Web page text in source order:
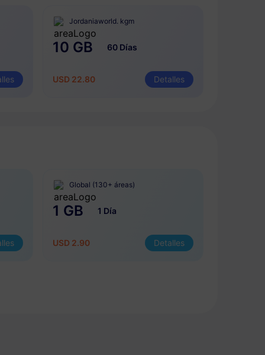
Jordaniaworld. kgm
10 GB 60 Días
USD 22.80 Detalles
Global (130+ áreas)
1 GB 1 Día
USD 2.90 Detalles